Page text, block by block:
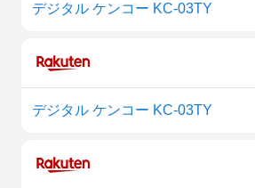
デジタル ケンコー KC-03TY
デジタル ケンコー KC-03TY